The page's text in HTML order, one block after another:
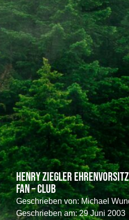
Henry Ziegler
Fan – Club
Geschrieben von:Michael
Geschrieben am: 29 Juni 2003